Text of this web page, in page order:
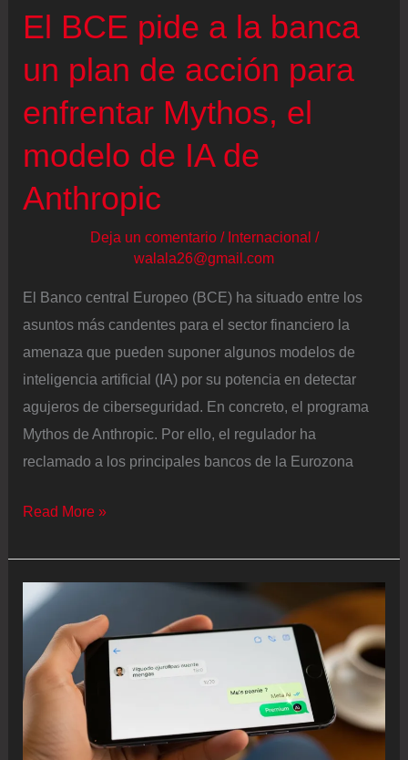
El BCE pide a la banca
un plan de acción para
enfrentar Mythos, el
modelo de IA de
Anthropic
Deja un comentario / Internacional /
walala26@gmail.com
El Banco central Europeo (BCE) ha situado entre los
asuntos más candentes para el sector financiero la
amenaza que pueden suponer algunos modelos de
inteligencia artificial (IA) por su potencia en detectar
agujeros de ciberseguridad. En concreto, el programa
Mythos de Anthropic. Por ello, el regulador ha
reclamado a los principales bancos de la Eurozona
El
pide
la
banca
un
plan
de
acción
Read More »